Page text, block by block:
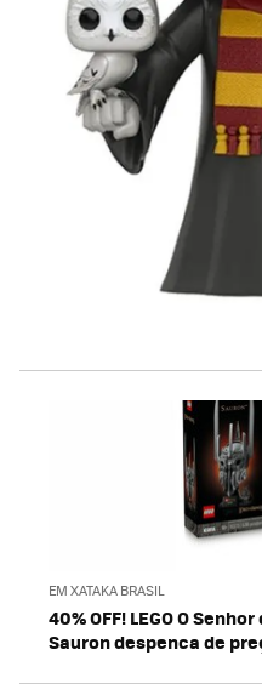
EM XATAKA BRASIL
40% OFF! LEGO O
Sauron despenca de